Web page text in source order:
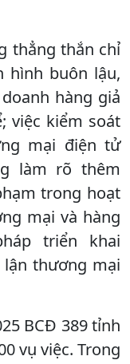
thẳng thắn chỉ
hình buôn lậu,
hàng giả
việc kiểm soát
mại điện tử
làm rõ thêm
trong hoạt
mại và hàng
triển khai
thương mại
BCĐ 389 tỉnh
vụ việc. Trong